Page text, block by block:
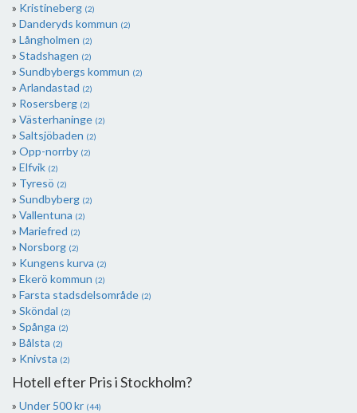
Kristineberg (2)
Danderyds kommun (2)
Långholmen (2)
Stadshagen (2)
Sundbybergs kommun (2)
Arlandastad (2)
Rosersberg (2)
Västerhaninge (2)
Saltsjöbaden (2)
Opp-norrby (2)
Elfvik (2)
Tyresö (2)
Sundbyberg (2)
Vallentuna (2)
Mariefred (2)
Norsborg (2)
Kungens kurva (2)
Ekerö kommun (2)
Farsta stadsdelsområde (2)
Sköndal (2)
Spånga (2)
Bålsta (2)
Knivsta (2)
Hotell efter Pris i Stockholm?
Under 500 kr (44)